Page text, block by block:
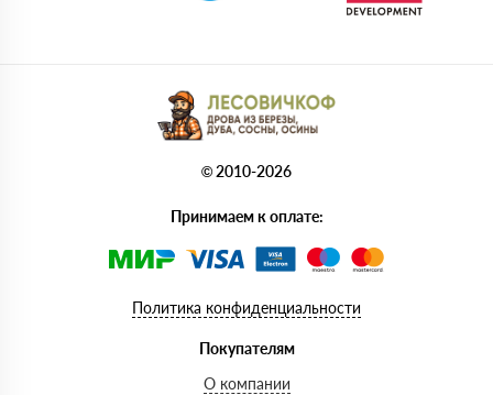
© 2010-2026
Принимаем к оплате:
Политика конфиденциальности
Покупателям
О компании